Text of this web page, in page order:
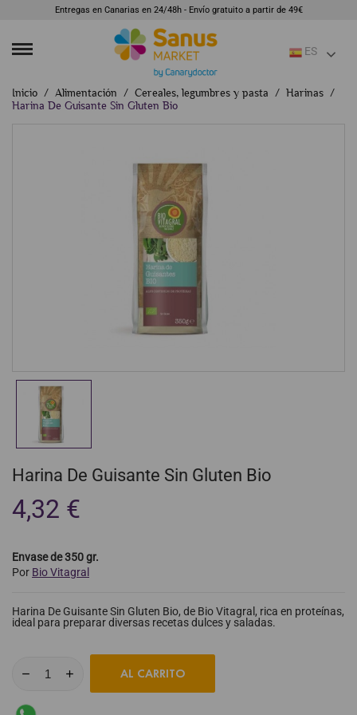
Entregas en Canarias en 24/48h - Envío gratuito a partir de 49€
ES
Inicio Alimentación Cereales, legumbres y pasta
Harinas
Harina De Guisante Sin Gluten Bio
Harina De Guisante Sin Gluten Bio
4,32 €
Envase de 350 gr.
Por Bio Vitagral
Harina De Guisante Sin Gluten Bio, de Bio Vitagral, rica en proteínas,
ideal para preparar diversas recetas dulces y saladas.
AL CARRITO